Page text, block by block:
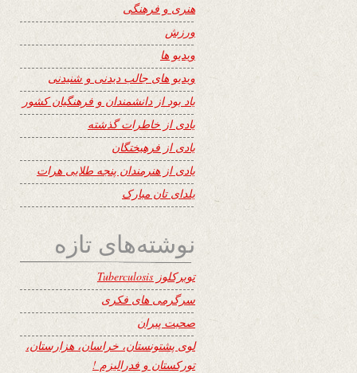
هنری و فرهنگی
ورزش
ویدیو ها
ویدیو های جالب دیدنی و شنیدنی
یاد بود از دانشمندان و فرهنگیان کشور
یادی از خاطرات گذشته
یادی از فرهیختگان
یادی از هنرمندان پنجه طلایی هرات
یلدای تان مبارک
نوشته‌های تازه
توبرکلوز Tuberculosis
سرگرمی های فکری
صحبت پیران
لوی پشتونستان، خراسان، هزارستان،
تورکستان و فدرالیزم !